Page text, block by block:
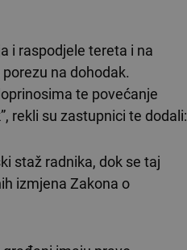
i raspodjele tereta i na
na dohodak.
te povećanje
rekli su zastupnici te dodali:
staž radnika, dok se taj
izmjena Zakona o